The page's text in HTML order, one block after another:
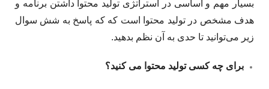
بسیار مهم و اساسی در استراتژی تولید محتوا داشتن برنامه و
هدف مشخص در تولید محتوا است که که پاسخ به شش سوال
زیر می‌توانید تا حدی به آن نظم بدهید.
برای چه کسی تولید محتوا می کنید؟